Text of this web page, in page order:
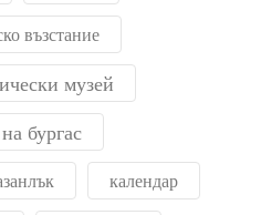
възстание
музей
бургас
календар